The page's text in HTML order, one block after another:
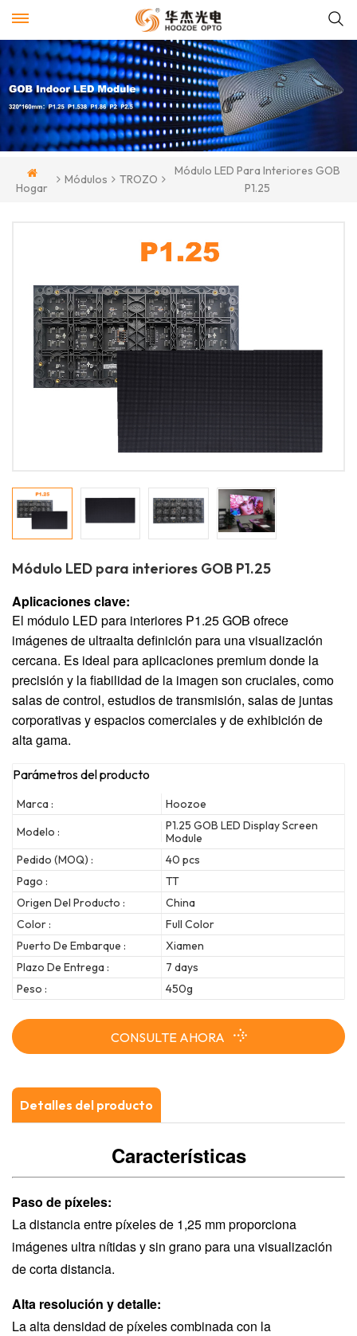
Hogar
Módulos TROZO
Módulo LED Para Interiores GOB
P1.25
Módulo LED para interiores GOB P1.25
Aplicaciones clave:
El módulo LED para interiores P1.25 GOB ofrece
imágenes de ultraalta definición para una visualización
cercana. Es ideal para aplicaciones premium donde la
precisión y la fiabilidad de la imagen son cruciales, como
salas de control, estudios de transmisión, salas de juntas
corporativas y espacios comerciales y de exhibición de
alta gama.
Parámetros del producto
Marca :
Hoozoe
Modelo :
P1.25 GOB LED Display Screen
Module
Pedido (MOQ) :
40 pcs
Pago :
TT
Origen Del Producto :
China
Color :
Full Color
Puerto De Embarque :
Xiamen
Plazo De Entrega :
7 days
Peso :
450g
CONSULTE AHORA
Detalles del producto
Características
Paso de píxeles:
La distancia entre píxeles de 1,25 mm proporciona
imágenes ultra nítidas y sin grano para una visualización
de corta distancia.
Alta resolución y detalle:
La alta densidad de píxeles combinada con la